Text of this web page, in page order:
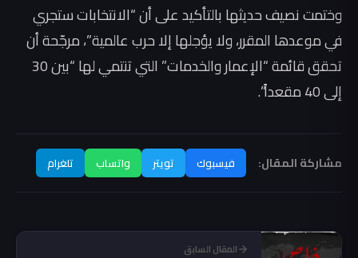
وختمت نصيف حديثها بالتأكيد على أن “الانتخابات ستجري
في موعدها المقرر، ولا يؤجلها إلا حرب عالمية”، مرجّحة أن
تحقق قائمة “الإعمار والخدمات” التي تنتمي لها “بين 30
إلى 40 مقعداً”.
مشاركة المقال: فيسبوك تويتر واتساب تلغرام
المقال السابق